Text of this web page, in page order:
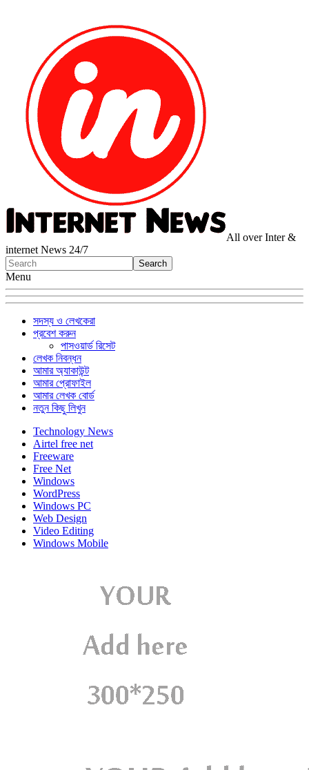
All over Inter &
internet News 24/7
Menu
সদস্য ও লেখকেরা
প্রবেশ করুন
পাসওয়ার্ড রিসেট
লেখক নিবন্ধন
আমার অ্যাকাউন্ট
আমার প্রোফাইল
আমার লেখক বোর্ড
নতুন কিছু লিখুন
Technology News
Airtel free net
Freeware
Free Net
Windows
WordPress
Windows PC
Web Design
Video Editing
Windows Mobile